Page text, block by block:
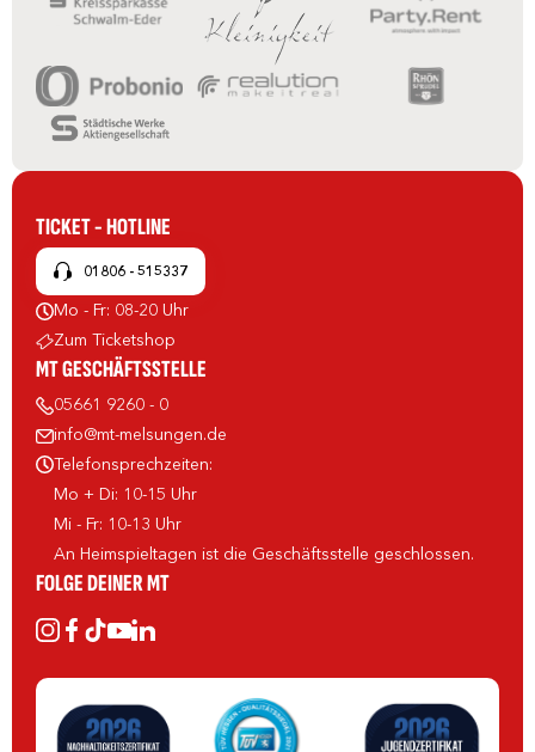
TICKET - HOTLINE
01806 - 515337
Mo - Fr: 08-20 Uhr
Zum Ticketshop
MT GESCHÄFTSSTELLE
05661 9260 - 0
info@mt-melsungen.de
Telefonsprechzeiten:
Mo + Di: 10-15 Uhr
Mi - Fr: 10-13 Uhr
An Heimspieltagen ist die Geschäftsstelle geschlossen.
FOLGE DEINER MT